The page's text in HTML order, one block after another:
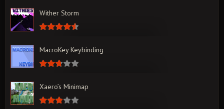
Wither Storm
MacroKey Keybinding
Xaero’s Minimap